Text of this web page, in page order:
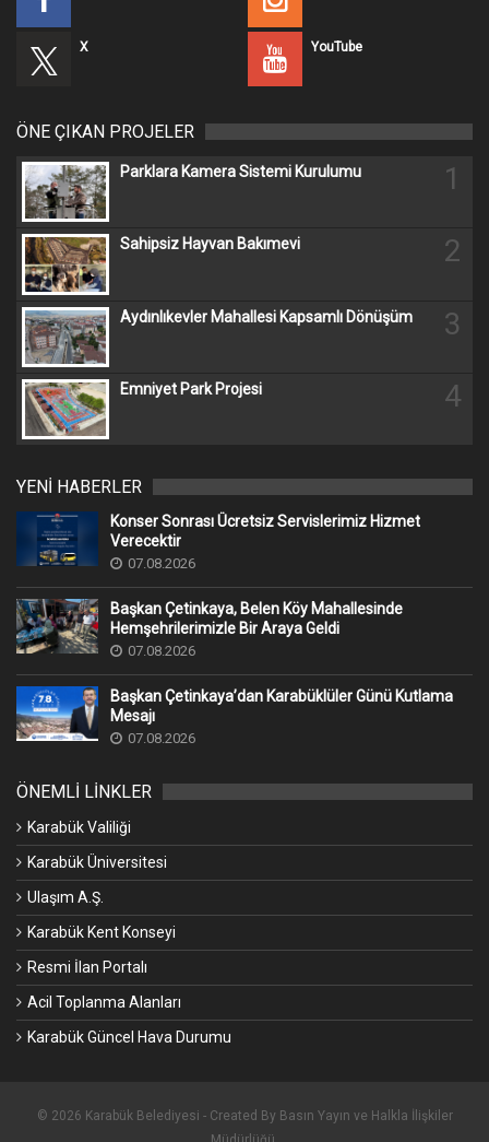
X YouTube
ÖNE ÇIKAN PROJELER
Parklara Kamera Sistemi Kurulumu 1
Sahipsiz Hayvan Bakımevi 2
Aydınlıkevler Mahallesi Kapsamlı Dönüşüm 3
Emniyet Park Projesi 4
YENİ HABERLER
Konser Sonrası Ücretsiz Servislerimiz Hizmet
Verecektir
07.08.2026
Başkan Çetinkaya, Belen Köy Mahallesinde
Hemşehrilerimizle Bir Araya Geldi
07.08.2026
Başkan Çetinkaya’dan Karabüklüler Günü Kutlama
Mesajı
07.08.2026
ÖNEMLİ LİNKLER
Karabük Valiliği
Karabük Üniversitesi
Ulaşım A.Ş.
Karabük Kent Konseyi
Resmi İlan Portalı
Acil Toplanma Alanları
Karabük Güncel Hava Durumu
© 2026 Karabük Belediyesi - Created By Basın Yayın ve Halkla İlişkiler